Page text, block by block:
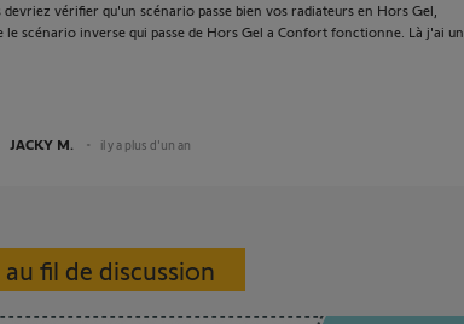
vérifier qu'un scénario passe bien vos radiateurs en Hors Gel,
le scénario inverse qui passe de Hors Gel a Confort fonctionne. Là j'ai un
JACKY M. il y a plus d'un an
fil de discussion